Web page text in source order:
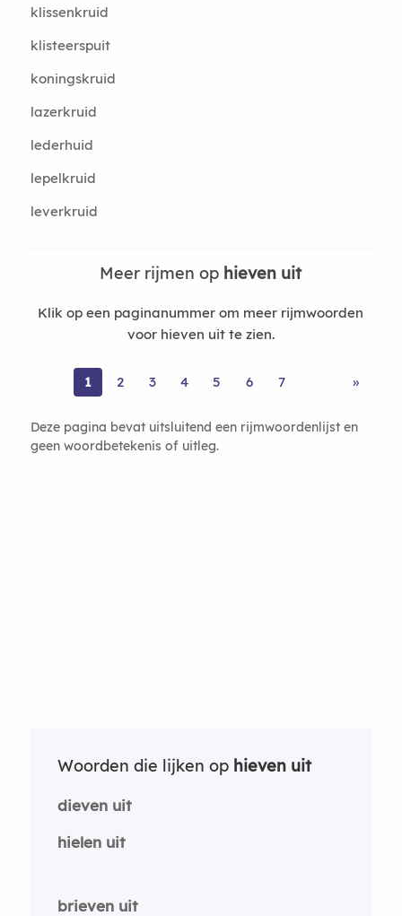
klissenkruid
klisteerspuit
koningskruid
lazerkruid
lederhuid
lepelkruid
leverkruid
Meer rijmen op hieven uit
Klik op een paginanummer om meer rijmwoorden
voor hieven uit te zien.
1 2 3 4 5 6 7 »
Deze pagina bevat uitsluitend een rijmwoordenlijst en
geen woordbetekenis of uitleg.
Woorden die lijken op hieven uit
dieven uit
hielen uit
brieven uit